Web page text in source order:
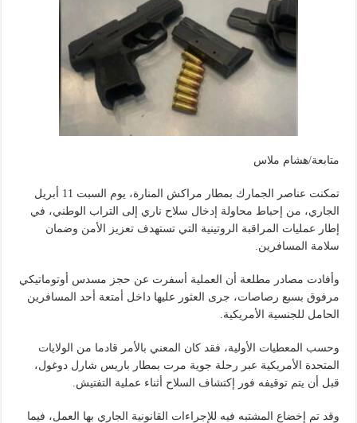
متابعة/هشام ملاس
تمكنت عناصر الجمارك بمطار مراكش المنارة، يوم السبت 11 أبريل
الجاري، من إحباط محاولة إدخال سلاح ناري إلى التراب الوطني، في
إطار عمليات المراقبة الروتينية التي تستهدف تعزيز الأمن وضمان
سلامة المسافرين.
وأفادت مصادر مطلعة أن العملية أسفرت عن حجز مسدس أوتوماتيكي
مرفوق بسبع رصاصات، جرى العثور عليها داخل أمتعة أحد المسافرين
الحامل للجنسية الأمريكية.
وحسب المعطيات الأولية، فقد كان المعني بالأمر قادما من الولايات
المتحدة الأمريكية عبر رحلة جوية مرت بمطار باريس شارل دوغول،
قبل أن يتم توقيفه فور إكتشاف السلاح أثناء عملية التفتيش.
وقد تم إخضاع المشتبه فيه للإجراءات القانونية الجاري بها العمل، فيما